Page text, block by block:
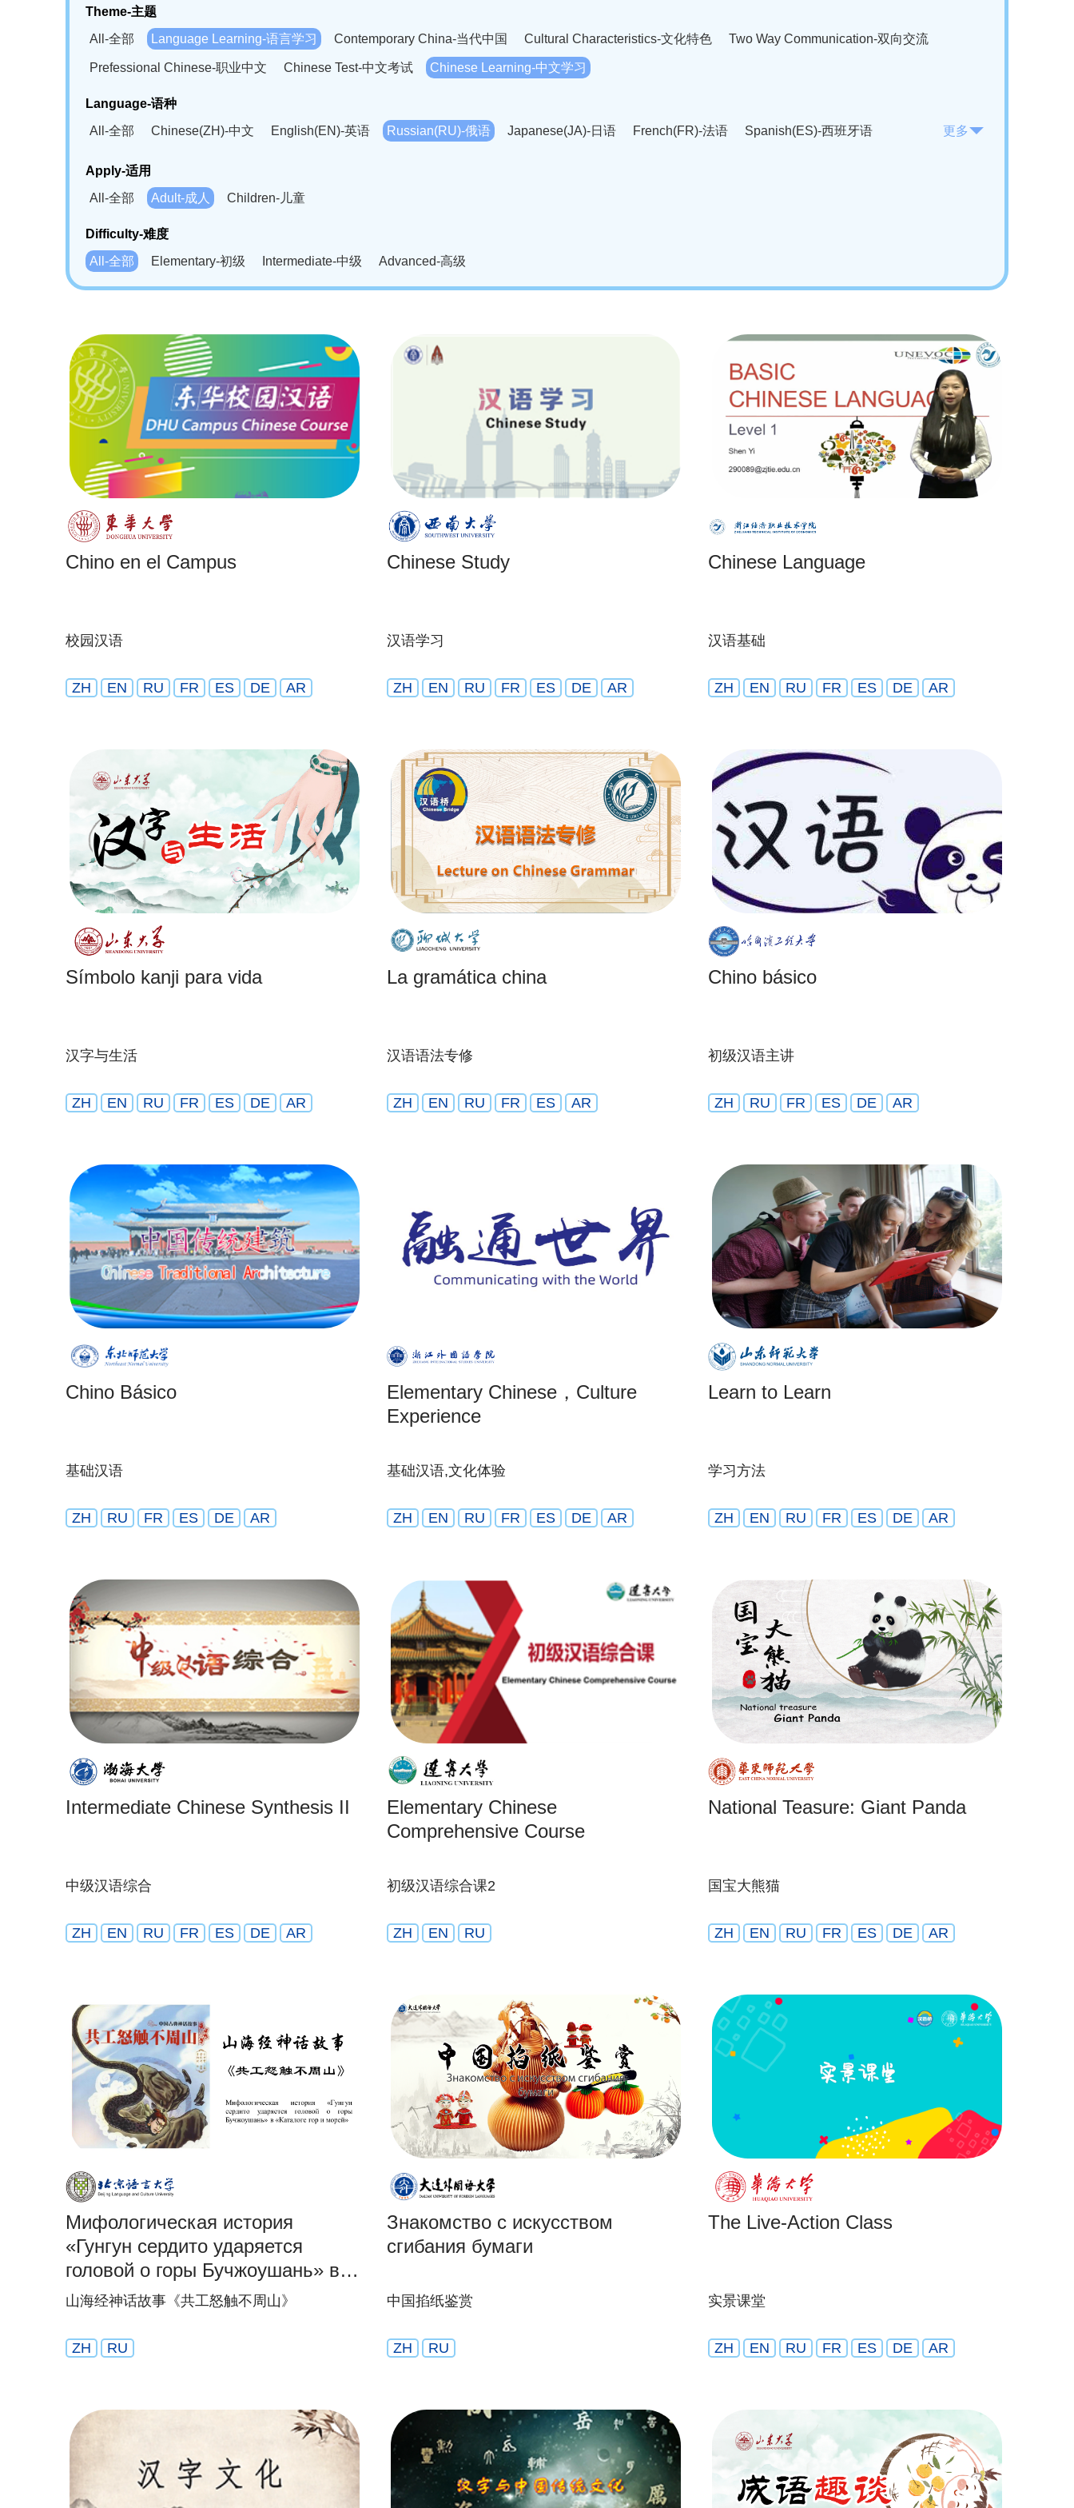
Theme-主题
All-全部
Language Learning-语言学习 Contemporary China-当代中国 Cultural Characteristics-文化特色 Two Way Communication-双向交流
Prefessional Chinese-职业中文 Chinese Test-中文考试 Chinese Learning-中文学习
Language-语种
All-全部
Chinese(ZH)-中文 English(EN)-英语 Russian(RU)-俄语 Japanese(JA)-日语 French(FR)-法语
Spanish(ES)-西班牙语
Bahasa Melayu(MS)-马来语
Swahili(SW)-斯瓦西里语
Kampuchea(KH)-柬埔寨语
更多
Apply-适用
All-全部
Adult-成人 Children-儿童
Difficulty-难度
All-全部
Elementary-初级 Intermediate-中级 Advanced-高级
Chino en el Campus
校园汉语
ZH EN RU FR ES DE AR
Chinese Study
汉语学习
ZH EN RU FR ES DE AR
Chinese Language
汉语基础
ZH EN RU FR ES DE AR
Símbolo kanji para vida
汉字与生活
ZH EN RU FR ES DE AR
La gramática china
汉语语法专修
ZH EN RU FR ES AR
Chino básico
初级汉语主讲
ZH RU FR ES DE AR
Chino Básico
基础汉语
ZH RU FR ES DE AR
Elementary Chinese，Culture
Experience
基础汉语,文化体验
ZH EN RU FR ES DE AR
Learn to Learn
学习方法
ZH EN RU FR ES DE AR
Intermediate Chinese Synthesis II
中级汉语综合
ZH EN RU FR ES DE AR
Elementary Chinese
Comprehensive Course
初级汉语综合课2
ZH EN RU
National Teasure: Giant Panda
国宝大熊猫
ZH EN RU FR ES DE AR
Мифологическая история
«Гунгун сердито ударяется
головой о горы Бучжоушань» в
«Каталоге гор и морей»
山海经神话故事《共工怒触不周山》
ZH RU
Знакомство с искусством
сгибания бумаги
中国掐纸鉴赏
ZH RU
The Live-Action Class
实景课堂
ZH EN RU FR ES DE AR